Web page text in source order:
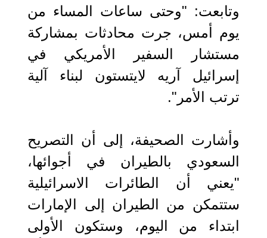
وتابعت: "وحتى ساعات المساء من
يوم أمس، جرت محادثات بمشاركة
مستشار السفير الأمريكي في
إسرائيل آريه لايتستون لبناء آلية
ترتب الأمر".
وأشارت الصحيفة، إلى أن التصريح
السعودي بالطيران في أجوائها،
"يعني أن الطائرات الاسرائيلية
ستتمكن من الطيران إلى الإمارات
ابتداء من اليوم، وستكون الأولى